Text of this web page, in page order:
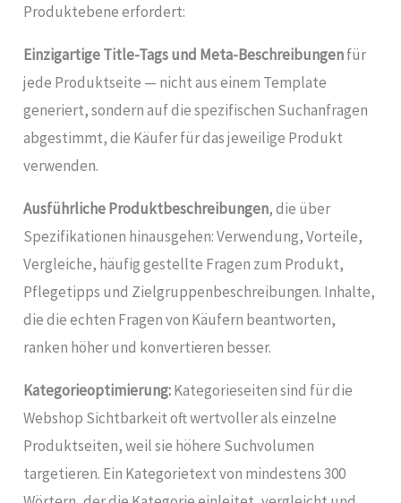
Produktebene erfordert:
Einzigartige Title-Tags und Meta-Beschreibungenfür
jede Produktseite — nicht aus einem Template
generiert, sondern auf die spezifischen Suchanfragen
abgestimmt, die Käufer für das jeweilige Produkt
verwenden.
Ausführliche Produktbeschreibungen, die über
Spezifikationen hinausgehen: Verwendung, Vorteile,
Vergleiche, häufig gestellte Fragen zum Produkt,
Pflegetipps und Zielgruppenbeschreibungen. Inhalte,
die die echten Fragen von Käufern beantworten,
ranken höher und konvertieren besser.
Kategorieoptimierung:Kategorieseiten sind für die
Webshop Sichtbarkeit oft wertvoller als einzelne
Produktseiten, weil sie höhere Suchvolumen
targetieren. Ein Kategorietext von mindestens 300